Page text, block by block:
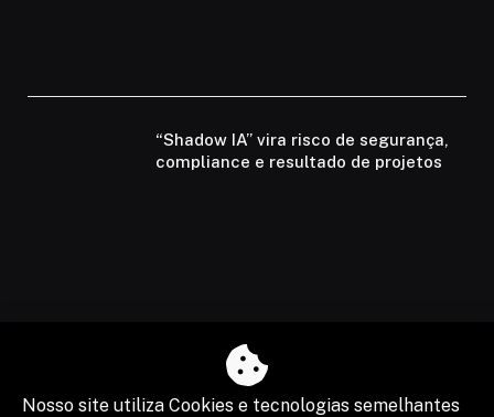
“Shadow IA” vira risco de segurança,
compliance e resultado de projetos
Nosso site utiliza Cookies e tecnologias semelhantes